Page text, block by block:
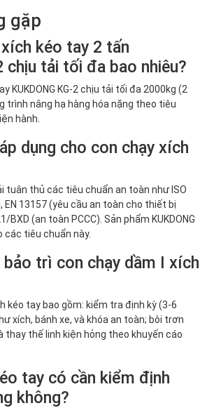
gặp
kéo tay 2 tấn
chịu tải tối đa bao nhiêu?
KUKDONG KG-2 chịu tải tối đa 2000kg (2
trình nâng hạ hàng hóa nặng theo tiêu
hành.
dụng cho con chạy xích
tuân thủ các tiêu chuẩn an toàn như ISO
13157 (yêu cầu an toàn cho thiết bị
BXD (an toàn PCCC). Sản phẩm KUKDONG
các tiêu chuẩn này.
trì con chạy dầm I xích
kéo tay bao gồm: kiểm tra định kỳ (3-6
xích, bánh xe, và khóa an toàn; bôi trơn
thay thế linh kiện hỏng theo khuyến cáo
tay có cần kiểm định
không?